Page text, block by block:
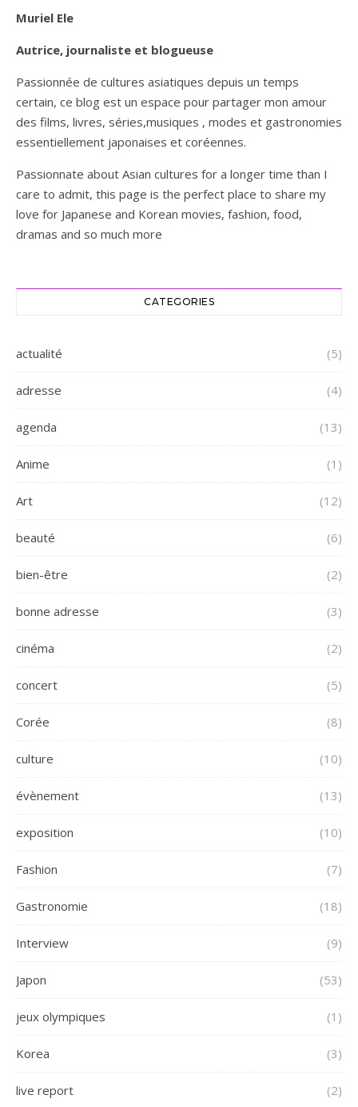
Muriel Ele
Autrice, journaliste et blogueuse
Passionnée de cultures asiatiques depuis un temps
certain, ce blog est un espace pour partager mon amour
des films, livres, séries,musiques , modes et gastronomies
essentiellement japonaises et coréennes.
Passionnate about Asian cultures for a longer time than I
care to admit, this page is the perfect place to share my
love for Japanese and Korean movies, fashion, food,
dramas and so much more
CATEGORIES
actualité (5)
adresse (4)
agenda (13)
Anime (1)
Art (12)
beauté (6)
bien-être (2)
bonne adresse (3)
cinéma (2)
concert (5)
Corée (8)
culture (10)
évènement (13)
exposition (10)
Fashion (7)
Gastronomie (18)
Interview (9)
Japon (53)
jeux olympiques (1)
Korea (3)
live report (2)